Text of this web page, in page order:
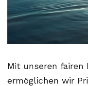
Mit unseren fairen
ermöglichen wir